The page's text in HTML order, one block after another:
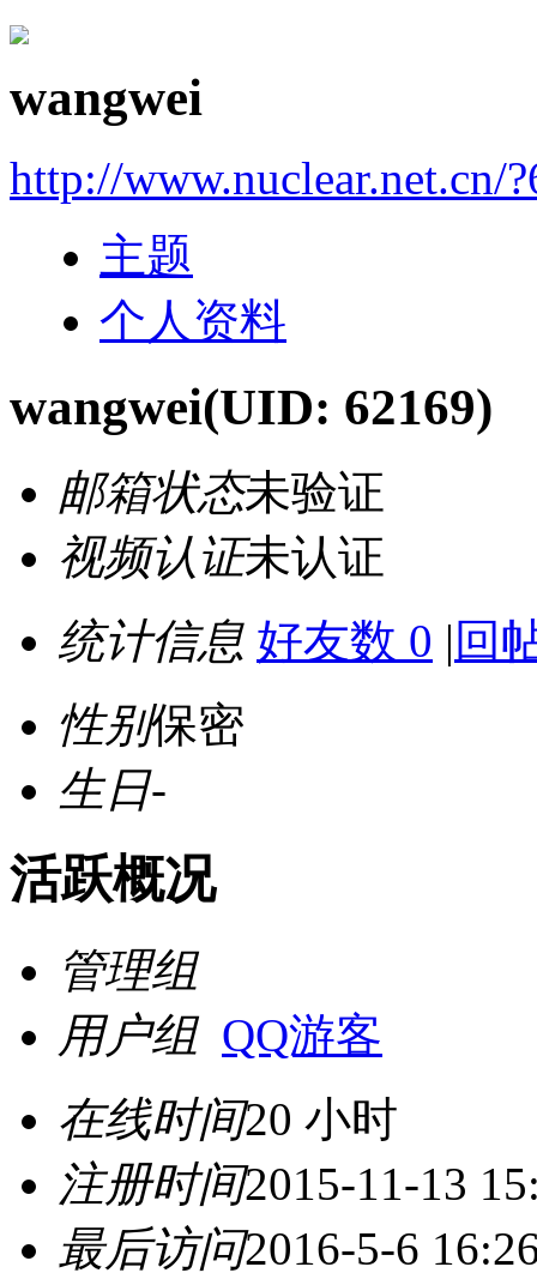
wangwei
http://www.nuclear.net.cn/
主题
个人资料
wangwei(UID: 62169)
邮箱状态未验证
视频认证未认证
统计信息 好友数 0 | 回
性别保密
生日-
活跃概况
管理组
用户组 QQ游客
在线时间20 小时
注册时间2015-11-13
最后访问2016-5-6